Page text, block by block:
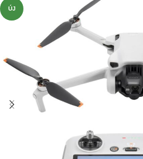
ÚJ